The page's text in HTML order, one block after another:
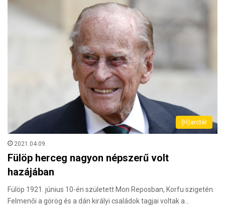
(H)arctér
2021.04.09.
Fülöp herceg nagyon népszerű volt
hazájában
Fülöp 1921. június 10-én született Mon Reposban, Korfu szigetén.
Felmenői a görög és a dán királyi családok tagjai voltak a…